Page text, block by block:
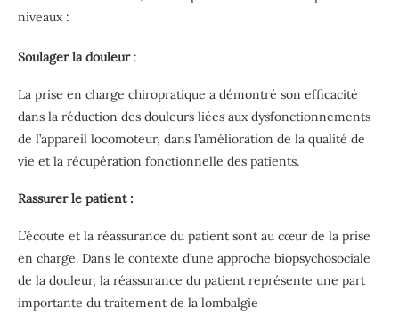
niveaux :
Soulager la douleur:
La prise en charge chiropratique a démontré son efficacité
dans la réduction des douleurs liées aux dysfonctionnements
de l’appareil locomoteur, dans l’amélioration de la qualité de
vie et la récupération fonctionnelle des patients.
Rassurer le patient :
L’écoute et la réassurance du patient sont au cœur de la prise
en charge. Dans le contexte d’une approche biopsychosociale
de la douleur, la réassurance du patient représente une part
importante du traitement de la lombalgie